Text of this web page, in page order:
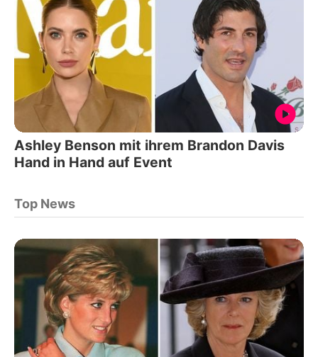
Ashley Benson mit ihrem Brandon Davis
Hand in Hand auf Event
Top News